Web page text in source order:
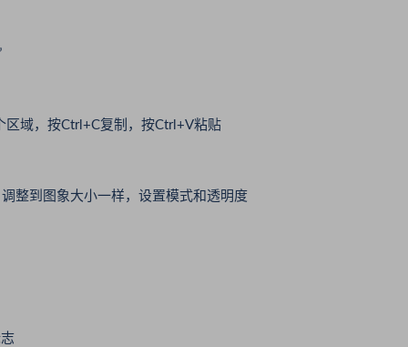
域，按Ctrl+C复制，按Ctrl+V粘贴
整到图象大小一样，设置模式和透明度